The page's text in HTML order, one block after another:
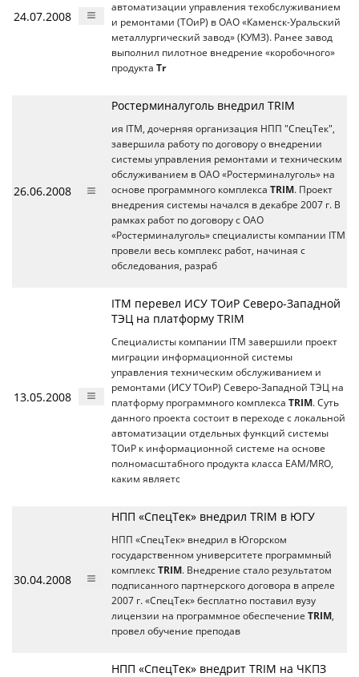
24.07.2008
автоматизации управления техобслуживанием
и ремонтами (ТОиР) в ОАО «Каменск-Уральский
металлургический завод» (КУМЗ). Ранее завод
выполнил пилотное внедрение «коробочного»
продукта Tr
26.06.2008
Ростерминалуголь внедрил TRIM
ия ITM, дочерняя организация НПП "СпецТек",
завершила работу по договору о внедрении
системы управления ремонтами и техническим
обслуживанием в ОАО «Ростерминалуголь» на
основе программного комплекса TRIM. Проект
внедрения системы начался в декабре 2007 г. В
рамках работ по договору с ОАО
«Ростерминалуголь» специалисты компании ITM
провели весь комплекс работ, начиная с
обследования, разраб
13.05.2008
ITM перевел ИСУ ТОиР Северо-Западной
ТЭЦ на платформу TRIM
Специалисты компании ITM завершили проект
миграции информационной системы
управления техническим обслуживанием и
ремонтами (ИСУ ТОиР) Северо-Западной ТЭЦ на
платформу программного комплекса TRIM. Суть
данного проекта состоит в переходе с локальной
автоматизации отдельных функций системы
ТОиР к информационной системе на основе
полномасштабного продукта класса EAM/MRO,
каким являетс
30.04.2008
НПП «СпецТек» внедрил TRIM в ЮГУ
НПП «СпецТек» внедрил в Югорском
государственном университете программный
комплекс TRIM. Внедрение стало результатом
подписанного партнерского договора в апреле
2007 г. «СпецТек» бесплатно поставил вузу
лицензии на программное обеспечение TRIM,
провел обучение преподав
НПП «СпецТек» внедрит TRIM на ЧКПЗ